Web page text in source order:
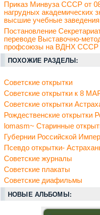
Приказ Минвуза СССР от
нагрудных академических
высшие учебные заведения
Постановление
переводе Выставочно-
профсоюзы на ВДНХ СССР
ПОХОЖИЕ РАЗДЕЛЫ:
Советские открытки
Советские открытки к 8
Советские открытки
Рождественские открытки
lomasm~ Старинные
Губернии Российской
Псевдо открытки-
Советские журналы
Советские плакаты
Советские диафильмы
НОВЫЕ АЛЬБОМЫ: